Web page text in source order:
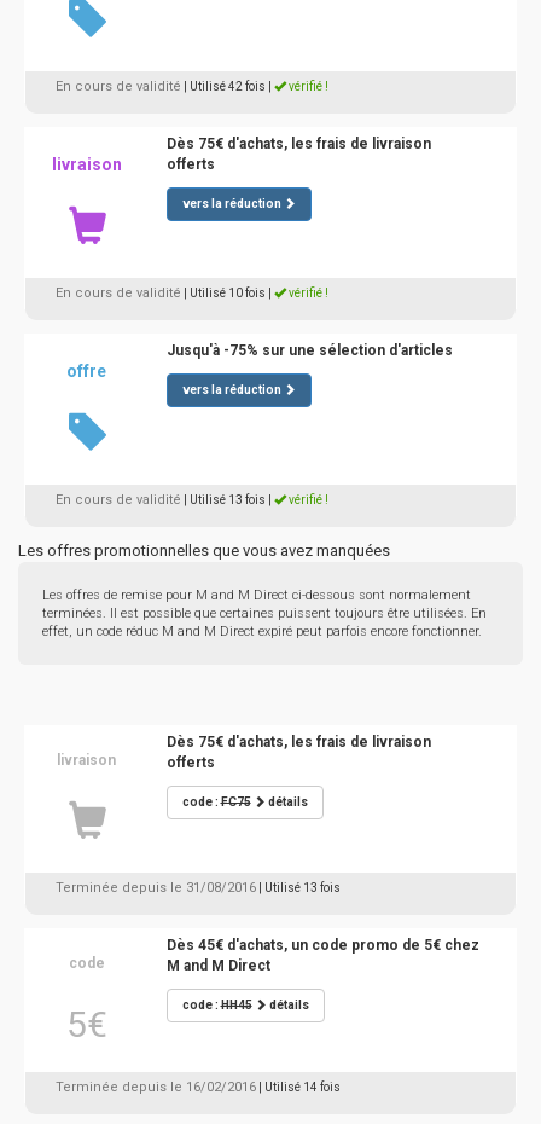
En cours de validité | Utilisé 42 fois vérifié !
livraison
Dès 75€ d'achats, les frais de livraison
offerts
vers la réduction
En cours de validité | Utilisé 10 fois vérifié !
offre
Jusqu'à -75% sur une sélection d'articles
vers la réduction
En cours de validité | Utilisé 13 fois vérifié !
Les offres promotionnelles que vous avez manquées
Les offres de remise pour M and M Direct ci-dessous sont normalement
terminées. Il est possible que certaines puissent toujours être utilisées. En
effet, un code réduc M and M Direct expiré peut parfois encore fonctionner.
livraison
Dès 75€ d'achats, les frais de livraison
offerts
code :FC75 détails
Terminée depuis le 31/08/2016 | Utilisé 13 fois
code
5€
Dès 45€ d'achats, un code promo de 5€ chez
M and M Direct
code :HH45 détails
Terminée depuis le 16/02/2016 | Utilisé 14 fois